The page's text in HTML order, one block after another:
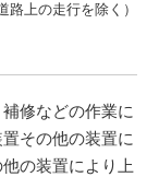
上の走行を除く）
修などの作業に
その他の装置に
の装置により上